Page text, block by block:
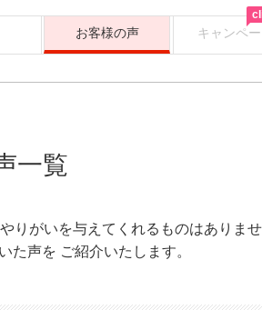
お客様の声 キャンペ
一覧
りがいを与えてくれるものはありませ
た声を ご紹介いたします。